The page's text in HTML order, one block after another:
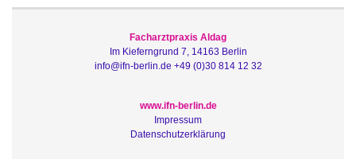
Facharztpraxis Aldag
Im Kieferngrund 7, 14163 Berlin
info@ifn-berlin.de +49 (0)30 814 12 32
www.ifn-berlin.de
Impressum
Datenschutzerklärung